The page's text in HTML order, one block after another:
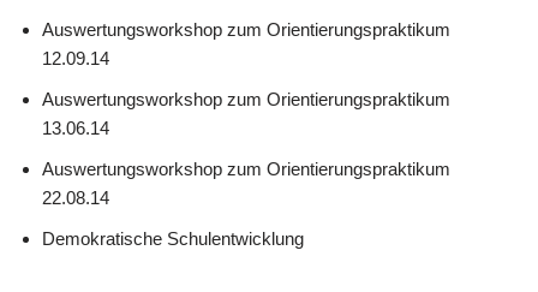
Auswertungsworkshop zum Orientierungspraktikum
12.09.14
Auswertungsworkshop zum Orientierungspraktikum
13.06.14
Auswertungsworkshop zum Orientierungspraktikum
22.08.14
Demokratische Schulentwicklung